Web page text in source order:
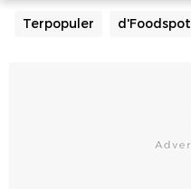
Terpopuler d'Foodspot